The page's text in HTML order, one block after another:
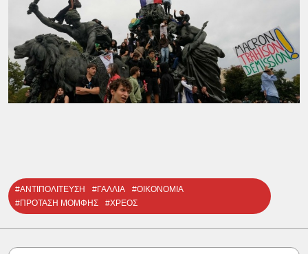
#ΑΝΤΙΠΟΛΙΤΕΥΣΗ #ΓΑΛΛΙΑ
#ΟΙΚΟΝΟΜΙΑ
#ΠΡΟΤΑΣΗ ΜΟΜΦΗΣ
#ΧΡΕΟΣ